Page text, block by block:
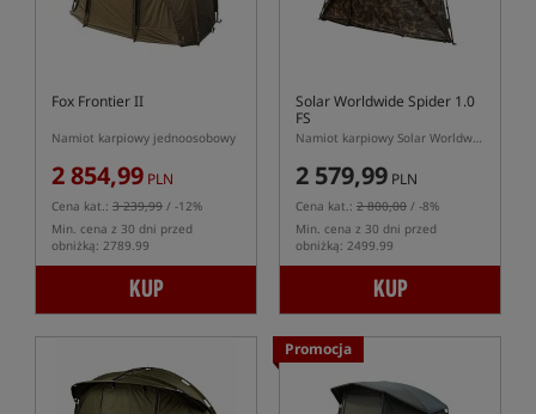
Fox Frontier II
Namiot karpiowy jednoosobowy
2 854,99 PLN
Cena kat.: 3 239,99 / -12%
Min. cena z 30 dni przed
obniżką: 2789.99
KUP
Solar Worldwide Spider 1.0
FS
Namiot karpiowy Solar Worldwide Spider 1.0 FS
2 579,99 PLN
Cena kat.: 2 800,00 / -8%
Min. cena z 30 dni przed
obniżką: 2499.99
KUP
Promocja